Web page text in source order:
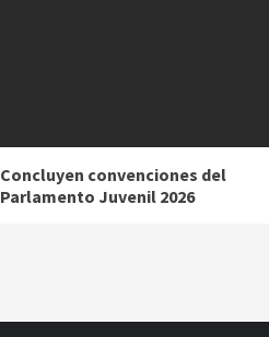
Concluyen convenciones del
Parlamento Juvenil 2026